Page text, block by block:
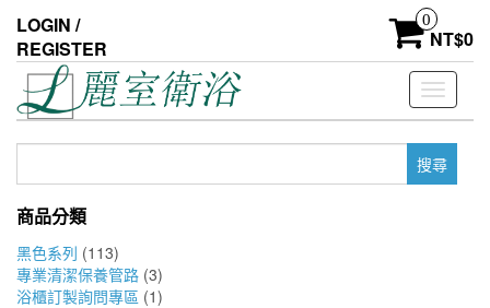
the
content
LOGIN /
REGISTER
0
NT$0
Toggle
鍵
商品分類
黑色系列 (113)
專業清潔保養管路 (3)
浴櫃訂製詢問專區 (1)